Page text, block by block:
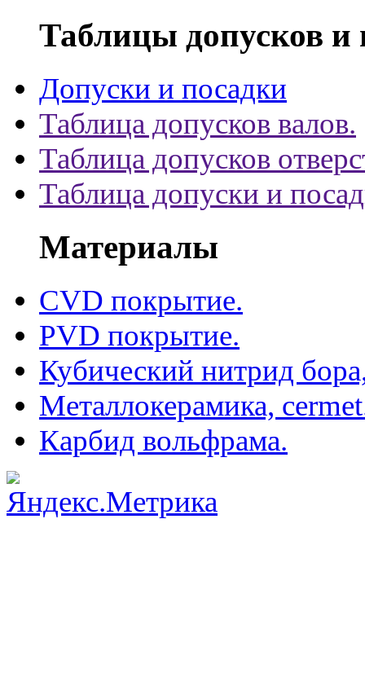
Таблицы допусков и
Допуски и посадки
Таблица допусков валов.
Таблица допусков
Таблица допуски и
Материалы
CVD покрытие.
PVD покрытие.
Кубический нитрид
Металлокерамика,
Карбид вольфрама.